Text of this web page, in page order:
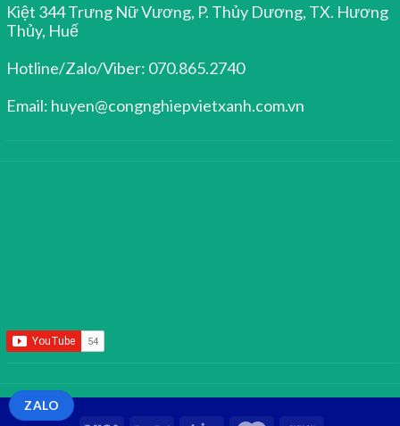
Kiệt 344 Trưng Nữ Vương, P. Thủy Dương, TX. Hương
Thủy, Huế
Hotline/Zalo/Viber: 070.865.2740
Email: huyen@congnghiepvietxanh.com.vn
ZALO